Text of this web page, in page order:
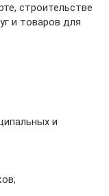
строительстве
и товаров для
и